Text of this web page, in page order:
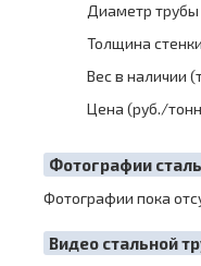
Диаметр
Толщина
Вес в наличии
Цена (руб./
Фотографии
Фотографии пока
Видео стальной